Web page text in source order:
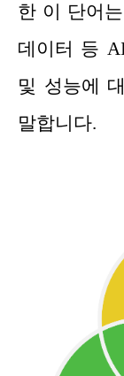
한 이 단어
데이터 등
및 성능에
말합니다.